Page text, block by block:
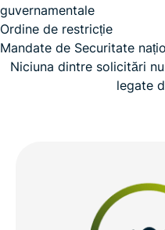
guvernamentale
Ordine de restricție
Mandate de Securitate
Niciuna dintre solicitări
legate